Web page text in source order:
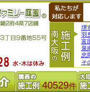
堺
羽
富
泉
忠
そ
40529件